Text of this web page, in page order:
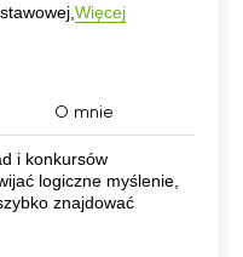
Więcej
O mnie
i konkursów
logiczne myślenie,
znajdować